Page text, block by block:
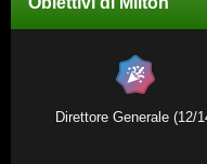
Direttore Generale (12/